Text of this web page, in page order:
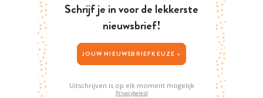
Schrijf je in voor de lekkerste
nieuwsbrief!
JOUW NIEUWSBRIEFKEUZE >
Uitschrijven is op elk moment mogelijk
Privacybeleid